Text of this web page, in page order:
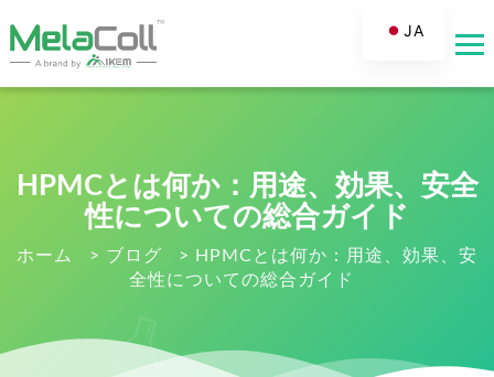
HPMCとは何か：用途、効果、安全
性についての総合ガイド
ホーム > ブログ >
HPMCとは何か：用途、効果、安
全性についての総合ガイド
JA
ES
FR
RU
FI